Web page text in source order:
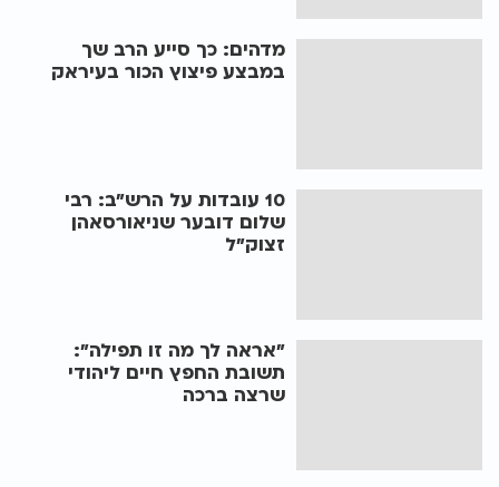
מדהים: כך סייע הרב שך
במבצע פיצוץ הכור בעיראק
10 עובדות על הרש"ב: רבי
שלום דובער שניאורסאהן
זצוק"ל
"אראה לך מה זו תפילה":
תשובת החפץ חיים ליהודי
שרצה ברכה